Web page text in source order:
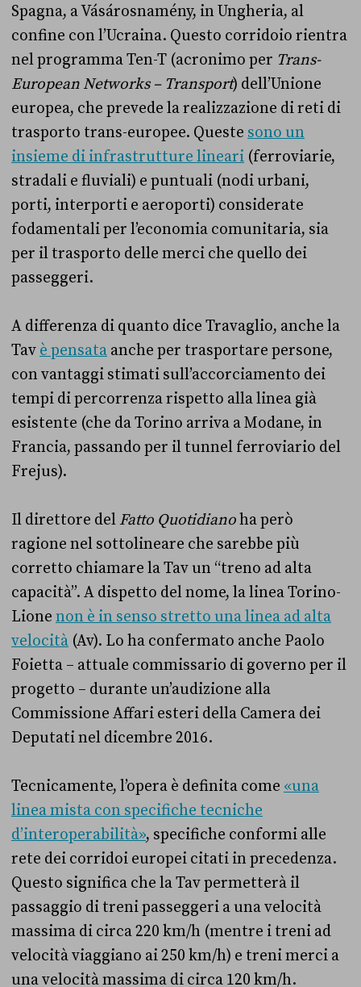
Spagna, a Vásárosnamény, in Ungheria, al
confine con l’Ucraina. Questo corridoio rientra
nel programma Ten-T (acronimo per Trans-
European Networks – Transport) dell’Unione
europea, che prevede la realizzazione di reti di
trasporto trans-europee. Queste sono un
insieme di infrastrutture lineari (ferroviarie,
stradali e fluviali) e puntuali (nodi urbani,
porti, interporti e aeroporti) considerate
fodamentali per l’economia comunitaria, sia
per il trasporto delle merci che quello dei
passeggeri.
A differenza di quanto dice Travaglio, anche la
Tav è pensata anche per trasportare persone,
con vantaggi stimati sull’accorciamento dei
tempi di percorrenza rispetto alla linea già
esistente (che da Torino arriva a Modane, in
Francia, passando per il tunnel ferroviario del
Frejus).
Il direttore del Fatto Quotidianoha però
ragione nel sottolineare che sarebbe più
corretto chiamare la Tav un “treno ad alta
capacità”. A dispetto del nome, la linea Torino-
Lione non è in senso stretto una linea ad alta
velocità (Av). Lo ha confermato anche Paolo
Foietta – attuale commissario di governo per il
progetto – durante un’audizione alla
Commissione Affari esteri della Camera dei
Deputati nel dicembre 2016.
Tecnicamente, l’opera è definita come «una
linea mista con specifiche tecniche
d’interoperabilità», specifiche conformi alle
rete dei corridoi europei citati in precedenza.
Questo significa che la Tav permetterà il
passaggio di treni passeggeri a una velocità
massima di circa 220 km/h (mentre i treni ad
velocità viaggiano ai 250 km/h) e treni merci a
una velocità massima di circa 120 km/h.